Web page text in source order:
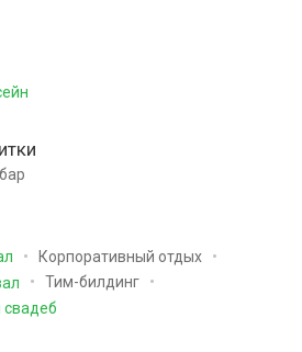
Корпоративный отдых
Тим-билдинг
свадеб